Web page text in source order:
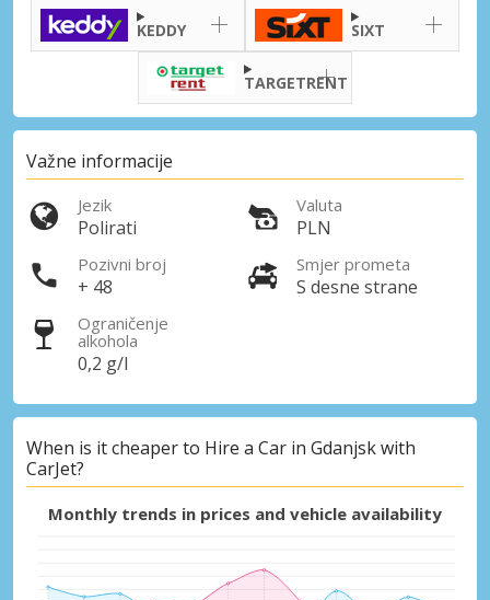
Posebni popusti
Pristupite ekskluzivnim ponudama naših
KEDDY SIXT
TARGETRENT
Važne informacije
Jezik
Polirati
Valuta
PLN
Pozivni broj
+ 48
Smjer prometa
S desne strane
Ograničenje
alkohola
0,2 g/l
When is it cheaper to Hire a Car in Gdanjsk with
CarJet?
Monthly trends in prices and vehicle availability